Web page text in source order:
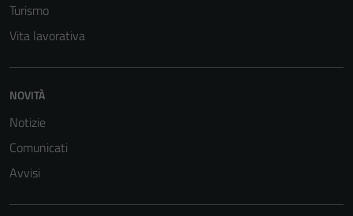
Turismo
Vita lavorativa
NOVITÀ
Notizie
Comunicati
Avvisi